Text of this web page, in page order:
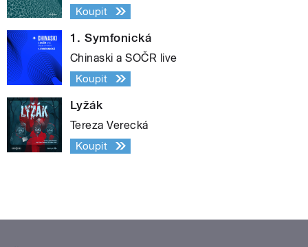
Koupit
1. Symfonická
Chinaski a SOČR live
Koupit
Lyžák
Tereza Verecká
Koupit